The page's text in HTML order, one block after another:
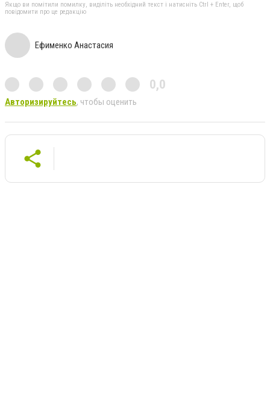
Якщо ви помітили помилку, виділіть необхідний текст і натисніть Ctrl + Enter, щоб
повідомити про це редакцію
Ефименко Анастасия
0,0
Авторизируйтесь, чтобы оценить